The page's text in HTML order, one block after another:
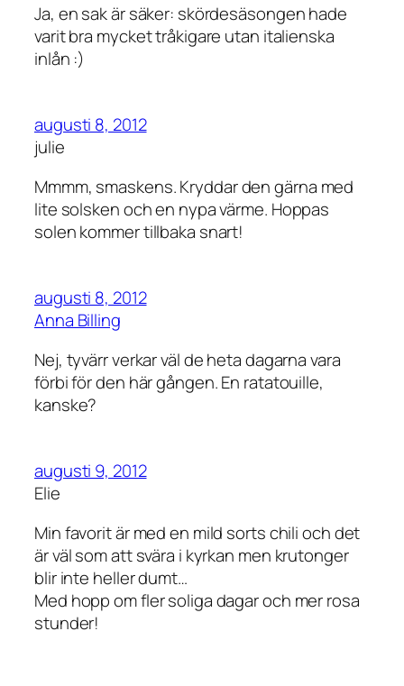
Ja, en sak är säker: skördesäsongen hade
varit bra mycket tråkigare utan italienska
inlån :)
augusti 8, 2012
julie
Mmmm, smaskens. Kryddar den gärna med
lite solsken och en nypa värme. Hoppas
solen kommer tillbaka snart!
augusti 8, 2012
Anna Billing
Nej, tyvärr verkar väl de heta dagarna vara
förbi för den här gången. En ratatouille,
kanske?
augusti 9, 2012
Elie
Min favorit är med en mild sorts chili och det
är väl som att svära i kyrkan men krutonger
blir inte heller dumt…
Med hopp om fler soliga dagar och mer rosa
stunder!